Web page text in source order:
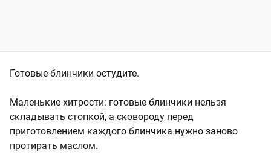
Готовые блинчики остудите.
Маленькие хитрости: готовые блинчики нельзя
складывать стопкой, а сковороду перед
приготовлением каждого блинчика нужно заново
протирать маслом.